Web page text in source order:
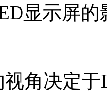
显示屏的
视角决定于